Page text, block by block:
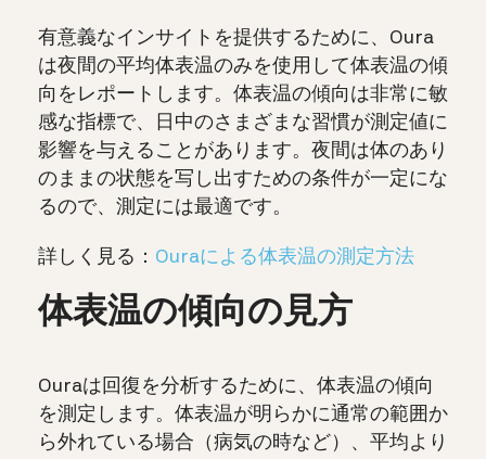
有意義なインサイトを提供するために、Oura
は夜間の平均体表温のみを使用して体表温の傾
向をレポートします。体表温の傾向は非常に敏
感な指標で、日中のさまざまな習慣が測定値に
影響を与えることがあります。夜間は体のあり
のままの状態を写し出すための条件が一定にな
るので、測定には最適です。
詳しく見る： Ouraによる体表温の測定方法
体表温の傾向の見方
Ouraは回復を分析するために、体表温の傾向
を測定します。体表温が明らかに通常の範囲か
ら外れている場合（病気の時など）、平均より